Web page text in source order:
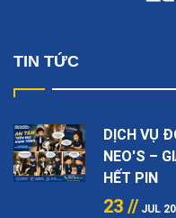
TIN TỨC
DỊCH VỤ
NEO'S –
HẾT PIN
23 // JUL